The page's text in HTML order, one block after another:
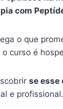
com
o que
curso é
se esse
e profissional.